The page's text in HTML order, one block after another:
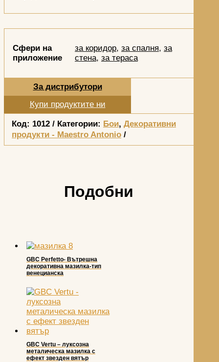
Сфери на
приложение
за коридор, за спалня, за
стена, за тераса
За дистрибутори
Купи продуктите ни
Код: 1012 Категории: Бои, Декоративни
продукти - Maestro Antonio
Подобни
GBC Perfetto- Вътрешна
декоративна мазилка-тип
венецианска
GBC Vertu – луксозна
металическа мазилка с
ефект звезден вятър